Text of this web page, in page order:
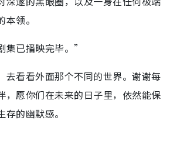
领。
集已播映完毕。”
去看看外面那个不同的世界。谢谢每
，愿你们在未来的日子里，依然能保
的幽默感。